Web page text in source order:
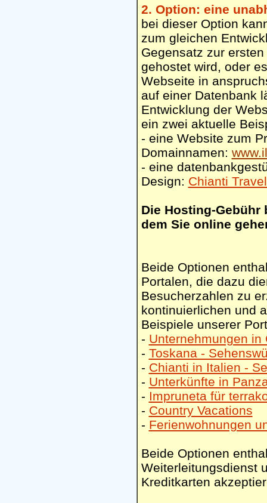
2. Option: eine
bei dieser Option
zum gleichen
Gegensatz zur
gehostet wird, oder
Webseite in
auf einer Datenbank
Entwicklung der
ein zwei aktuelle
- eine Website zum
Domainnamen:
- eine
Design: Chianti
Die Hosting-Gebühr
dem Sie online
Beide Optionen
Portalen, die dazu
Besucherzahlen zu
kontinuierlichen und
Beispiele unserer
- Unternehmungen in
- Toskana -
- Chianti in Italien -
- Unterkünfte in
- Impruneta für
- Country Vacations
- Ferienwohnungen
Beide Optionen
Weiterleitungsdienst
Kreditkarten